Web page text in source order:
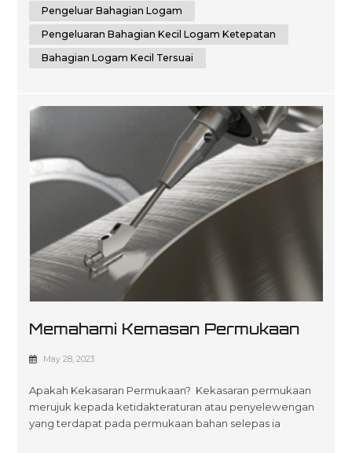
Pengeluar Bahagian Logam
Pengeluaran Bahagian Kecil Logam Ketepatan
Bahagian Logam Kecil Tersuai
Memahami Kemasan Permukaan
Dalam Pembuatan: Panduan
May 28, 2023
Apakah Kekasaran Permukaan? Kekasaran permukaan
merujuk kepada ketidakteraturan atau penyelewengan
yang terdapat pada permukaan bahan selepas ia